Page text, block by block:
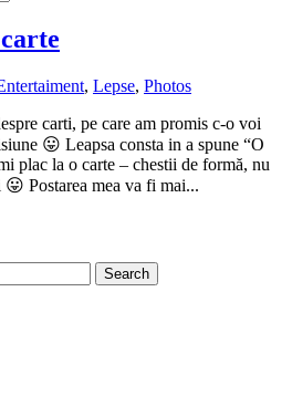
, Lepse, Photos
carti, pe care am promis c-o voi
😛 Leapsa consta in a spune “O
plac la o carte – chestii de formă, nu
Postarea mea va fi mai...